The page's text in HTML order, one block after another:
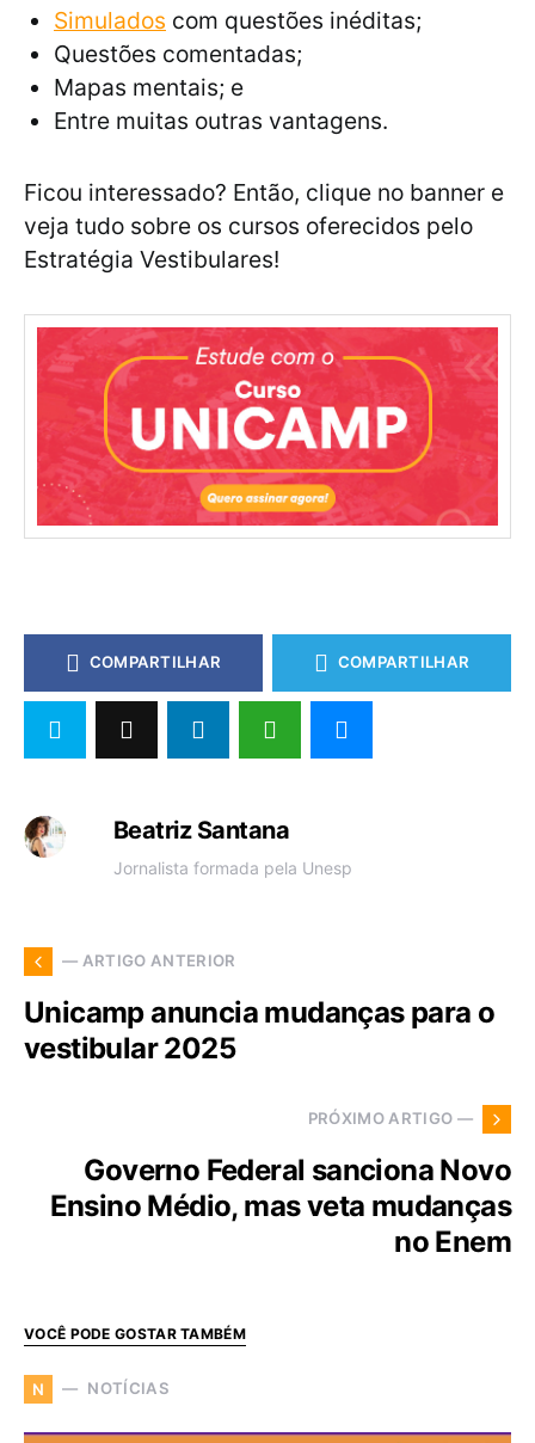
Simulados com questões inéditas;
Questões comentadas;
Mapas mentais; e
Entre muitas outras vantagens.
Ficou interessado? Então, clique no banner e
veja tudo sobre os cursos oferecidos pelo
Estratégia Vestibulares!
COMPARTILHAR COMPARTILHAR
Beatriz Santana
Jornalista formada pela Unesp
— ARTIGO ANTERIOR
Unicamp anuncia mudanças para o
vestibular 2025
PRÓXIMO ARTIGO —
Governo Federal sanciona Novo
Ensino Médio, mas veta mudanças
no Enem
VOCÊ PODE GOSTAR TAMBÉM
N NOTÍCIAS